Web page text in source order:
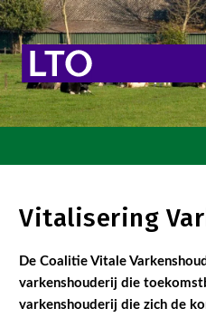
Toekomstvisie
Goed eten
Mooi groen
Vitalisering
De Coalitie Vitale
varkenshouderij die
varkenshouderij die zich de